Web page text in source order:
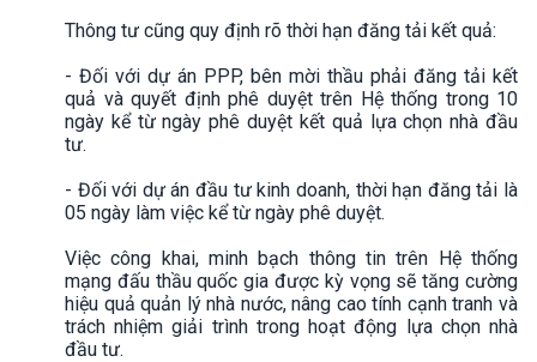
Thông tư cũng quy định rõ thời hạn đăng tải kết quả:
- Đối với dự án PPP, bên mời thầu phải đăng tải kết
quả và quyết định phê duyệt trên Hệ thống trong 10
ngày kể từ ngày phê duyệt kết quả lựa chọn nhà đầu
tư.
- Đối với dự án đầu tư kinh doanh, thời hạn đăng tải là
05 ngày làm việc kể từ ngày phê duyệt.
Việc công khai, minh bạch thông tin trên Hệ thống
mạng đấu thầu quốc gia được kỳ vọng sẽ tăng cường
hiệu quả quản lý nhà nước, nâng cao tính cạnh tranh và
trách nhiệm giải trình trong hoạt động lựa chọn nhà
đầu tư.